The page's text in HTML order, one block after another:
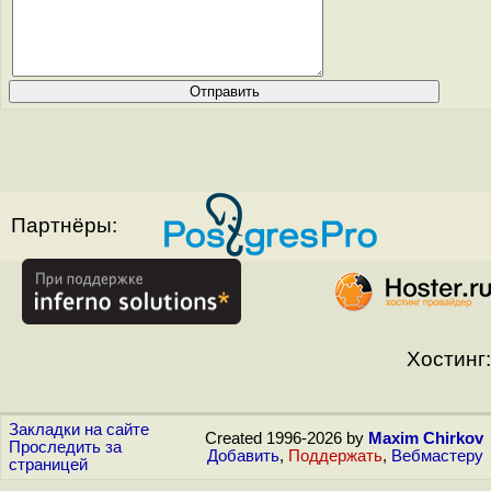
Партнёры:
Хостинг:
Закладки на сайте
Проследить за
страницей
Created 1996-2026 by Maxim Chirkov
Добавить, Поддержать, Вебмастеру